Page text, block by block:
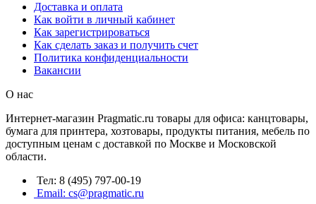
Доставка и оплата
Как войти в личный кабинет
Как зарегистрироваться
Как сделать заказ и получить счет
Политика конфиденциальности
Вакансии
О нас
Интернет-магазин Pragmatic.ru товары для офиса: канцтовары,
бумага для принтера, хозтовары, продукты питания, мебель по
доступным ценам с доставкой по Москве и Московской
области.
Тел: 8 (495) 797-00-19
Email: cs@pragmatic.ru